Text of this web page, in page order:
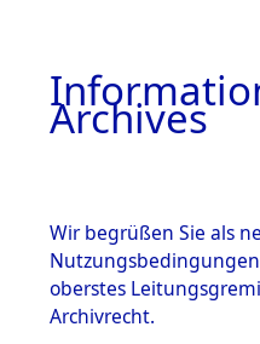
Archives
Wir begrüßen Sie als
oberstes
Archivrecht.